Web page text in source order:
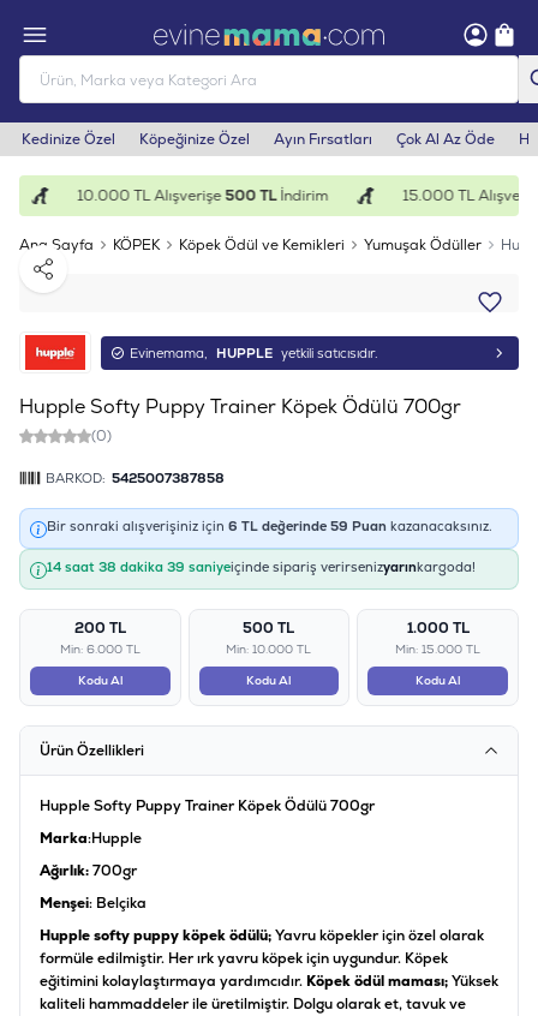
Kedinize Özel Köpeğinize Özel Ayın Fırsatları Çok Al Az Öde
10.000 TL Alışverişe500 TLİndirim 15.000 TL
Ana Sayfa KÖPEK Köpek Ödül ve Kemikleri Yumuşak Ödüller
Paylaş
Evinemama, HUPPLE yetkili satıcısıdır.
Hupple Softy Puppy Trainer Köpek Ödülü 700gr
(0)
BARKOD: 5425007387858
Bir sonraki alışverişiniz için 6 TL değerinde 59 Puan kazanacaksınız.
14 saat 38 dakika 38 saniyeiçinde sipariş verirsenizyarınkargoda!
200 TL
Min: 6.000 TL
Kodu Al
500 TL
Min: 10.000 TL
Kodu Al
1.000 TL
Min: 15.000 TL
Kodu Al
Ürün Özellikleri
Hupple Softy Puppy Trainer Köpek Ödülü 700gr
Marka:Hupple
Ağırlık:700gr
Menşei: Belçika
Hupple softy puppy köpek ödülü;Yavru köpekler için özel olarak
formüle edilmiştir. Her ırk yavru köpek için uygundur. Köpek
eğitimini kolaylaştırmaya yardımcıdır. Köpek ödül maması;Yüksek
kaliteli hammaddeler ile üretilmiştir. Dolgu olarak et, tavuk ve